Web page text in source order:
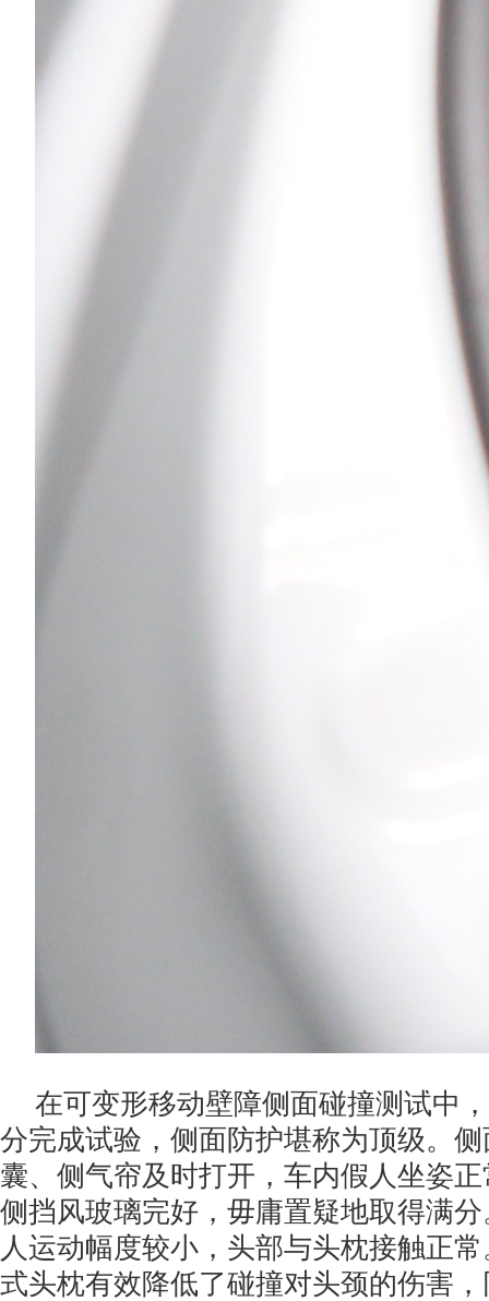
在可变形移动壁障侧面碰撞测试中
分完成试验，侧面防护堪称为顶级。
囊、侧气帘及时打开，车内假人坐姿
侧挡风玻璃完好，毋庸置疑地取得满
人运动幅度较小，头部与头枕接触正
式头枕有效降低了碰撞对头颈的伤害